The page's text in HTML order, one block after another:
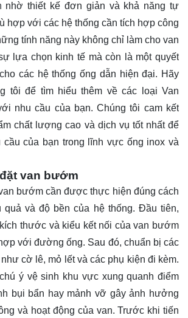
nhờ thiết kế đơn giản và khả năng tự
hợp với các hệ thống cần tích hợp công
tính năng này không chỉ làm cho van
lựa chọn kinh tế mà còn là một quyết
các hệ thống ống dẫn hiện đại. Hãy
tôi để tìm hiểu thêm về các loại Van
nhu cầu của bạn. Chúng tôi cam kết
chất lượng cao và dịch vụ tốt nhất để
của bạn trong lĩnh vực ống inox và
van bướm
bướm cần được thực hiện đúng cách
quả và độ bền của hệ thống. Đầu tiên,
thước và kiểu kết nối của van bướm
với đường ống. Sau đó, chuẩn bị các
cờ lê, mỏ lết và các phụ kiện đi kèm.
ý vệ sinh khu vực xung quanh điểm
bụi bẩn hay mảnh vỡ gây ảnh hưởng
và hoạt động của van. Trước khi tiến